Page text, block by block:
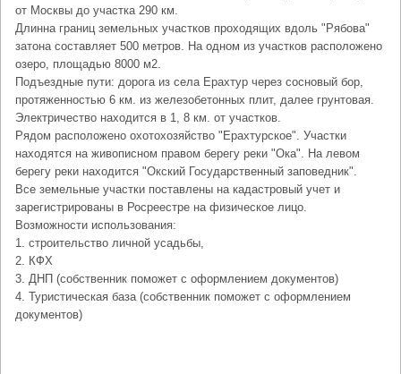
от Москвы до участка 290 км.
Длинна границ земельных участков проходящих вдоль "Рябова"
затона составляет 500 метров. На одном из участков расположено
озеро, площадью 8000 м2.
Подъездные пути: дорога из села Ерахтур через сосновый бор,
протяженностью 6 км. из железобетонных плит, далее грунтовая.
Электричество находится в 1, 8 км. от участков.
Рядом расположено охотохозяйство "Ерахтурское". Участки
находятся на живописном правом берегу реки "Ока". На левом
берегу реки находится "Окский Государственный заповедник".
Все земельные участки поставлены на кадастровый учет и
зарегистрированы в Росреестре на физическое лицо.
Возможности использования:
1. строительство личной усадьбы,
2. КФХ
3. ДНП (собственник поможет с оформлением документов)
4. Туристическая база (собственник поможет с оформлением
документов)